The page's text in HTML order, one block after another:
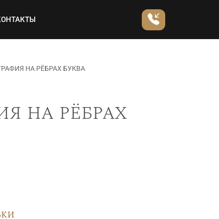
НА РЁБРАХ БУКВА
на рёбрах